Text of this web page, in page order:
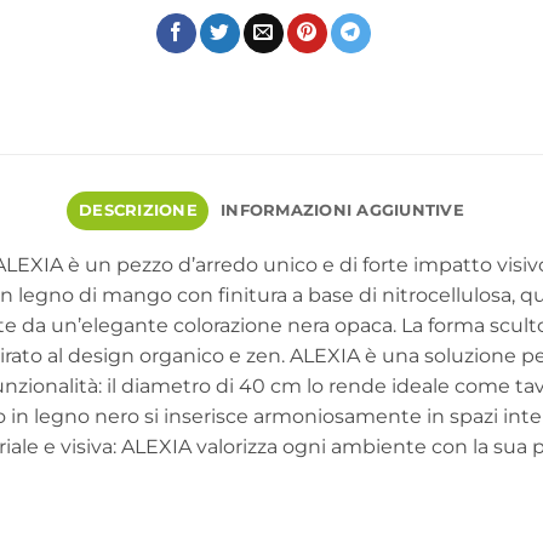
DESCRIZIONE INFORMAZIONI AGGIUNTIVE
è un pezzo d’arredo unico e di forte impatto
legno di mango con finitura a base di nitrocellulosa,
un’elegante colorazione nera opaca. La forma
al design organico e zen. ALEXIA è una
il diametro di 40 cm lo rende ideale come
legno nero si inserisce armoniosamente in spazi
e visiva: ALEXIA valorizza ogni ambiente con la